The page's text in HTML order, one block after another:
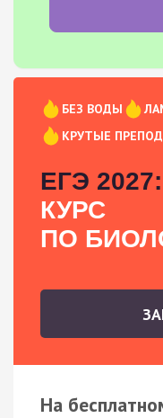
БЕЗ ВОДЫ
КРУТЫЕ
ЕГЭ 2027:
КУРС
ПО
На